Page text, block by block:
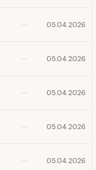
— 05.04.2026
— 05.04.2026
— 05.04.2026
— 05.04.2026
— 05.04.2026